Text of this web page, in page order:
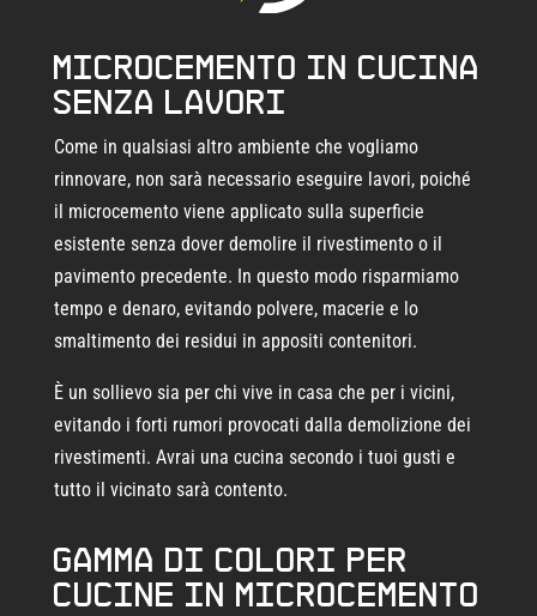
Microcemento in cucina
senza lavori
Come in qualsiasi altro ambiente che vogliamo
rinnovare, non sarà necessario eseguire lavori, poiché
il microcemento viene applicato sulla superficie
esistente senza dover demolire il rivestimento o il
pavimento precedente. In questo modo risparmiamo
tempo e denaro, evitando polvere, macerie e lo
smaltimento dei residui in appositi contenitori.
È un sollievo sia per chi vive in casa che per i vicini,
evitando i forti rumori provocati dalla demolizione dei
rivestimenti. Avrai una cucina secondo i tuoi gusti e
tutto il vicinato sarà contento.
Gamma di colori per
cucine in microcemento